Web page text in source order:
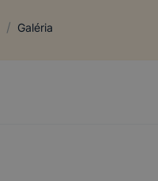
/ Galéria